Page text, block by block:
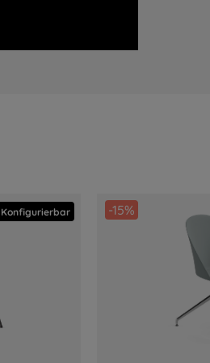
Konfigurierbar -15%